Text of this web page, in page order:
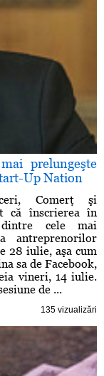
prelungeşte
Up Nation
Comerţ şi
că înscrierea în
cele mai
antreprenorilor
28 iulie, aşa cum
sa de Facebook,
vineri, 14 iulie.
de ...
135 vizualizări